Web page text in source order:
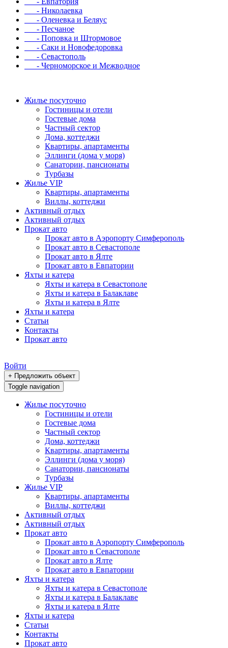
- Николаевка
- Оленевка и Беляус
- Песчаное
- Поповка и Штормовое
- Саки и Новофедоровка
- Севастополь
- Черноморское и Межводное
Жилье посуточно
Гостиницы и отели
Гостевые дома
Частный сектор
Дома, коттеджи
Квартиры, апартаменты
Эллинги (дома у моря)
Санатории, пансионаты
Турбазы
Жилье VIP
Квартиры, апартаменты
Виллы, коттеджи
Активный отдых
Активный отдых
Прокат авто
Прокат авто в Аэропорту Симферополь
Прокат авто в Севастополе
Прокат авто в Ялте
Прокат авто в Евпатории
Яхты и катера
Яхты и катера в Севастополе
Яхты и катера в Балаклаве
Яхты и катера в Ялте
Яхты и катера
Статьи
Контакты
Прокат авто
Войти
+ Предложить объект
Toggle navigation
Жилье посуточно
Гостиницы и отели
Гостевые дома
Частный сектор
Дома, коттеджи
Квартиры, апартаменты
Эллинги (дома у моря)
Санатории, пансионаты
Турбазы
Жилье VIP
Квартиры, апартаменты
Виллы, коттеджи
Активный отдых
Активный отдых
Прокат авто
Прокат авто в Аэропорту Симферополь
Прокат авто в Севастополе
Прокат авто в Ялте
Прокат авто в Евпатории
Яхты и катера
Яхты и катера в Севастополе
Яхты и катера в Балаклаве
Яхты и катера в Ялте
Яхты и катера
Статьи
Контакты
Прокат авто